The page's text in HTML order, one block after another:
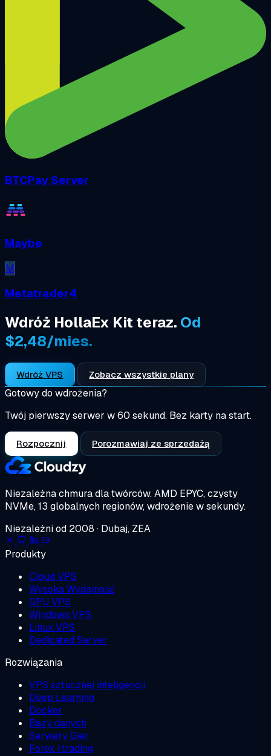
BTCPay Server
Maybe
M
Metatrader4
Wdróż HollaEx Kit teraz. Od
$2,48/mies.
Wdróż VPS Zobacz wszystkie plany
Gotowy do wdrożenia?
Twój pierwszy serwer w 60 sekund. Bez karty na start.
Rozpocznij Porozmawiaj ze sprzedażą
Niezależna chmura dla twórców.AMD EPYC, czysty
NVMe, 13 globalnych regionów, wdrożenie w sekundy.
Niezależni od 2008 · Dubaj, ZEA
Produkty
Cloud VPS
Wysoka Wydajność
GPU VPS
Windows VPS
Linux VPS
Dedicated Server
Rozwiązania
VPS sztucznej inteligencji
Deep Learning
Docker
Bazy danych
Serwery Gier
Forex i trading